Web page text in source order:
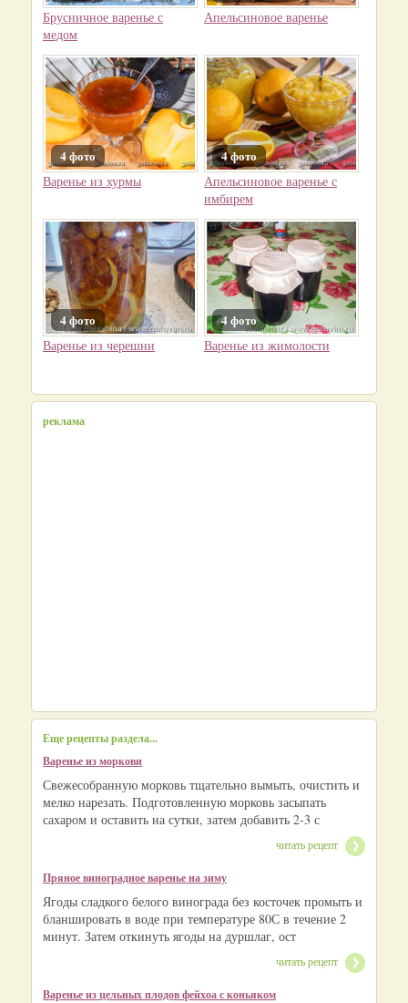
Брусничное варенье с
медом
Апельсиновое варенье
4 фото
Варенье из хурмы
4 фото
Апельсиновое варенье с
имбирем
4 фото
Варенье из черешни
4 фото
Варенье из жимолости
реклама
Еще рецепты раздела...
Варенье из моркови
Свежесобранную морковь тщательно вымыть, очистить и
мелко нарезать. Подготовленную морковь засыпать
сахаром и оставить на сутки, затем добавить 2-3 с
читать рецепт
Пряное виноградное варенье на зиму
Ягоды сладкого белого винограда без косточек промыть и
бланшировать в воде при температуре 80С в течение 2
минут. Затем откинуть ягоды на дуршлаг, ост
читать рецепт
Варенье из цельных плодов фейхоа с коньяком